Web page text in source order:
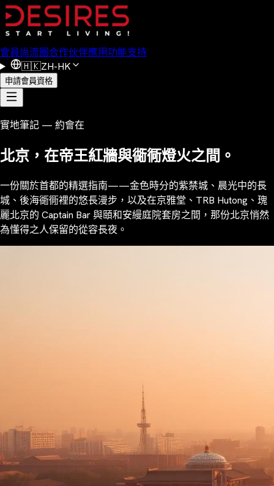
會員尚流圈合作伙伴應用功能支持
🇭🇰ZH-HK
申請會員資格
實地筆記 — 約會在
北京，在帝王紅牆與衚衕燈火之間。
一份關於首都的精選指南——金色時分的紫禁城、晨光中的長
城、後海衚衕裡的悠長漫步，以及在京雅堂、TRB Hutong、瑰
麗北京的 Captain Bar 與頤和安縵庭院套房之間，那份北京悄然
為懂得之人保留的從容長夜。